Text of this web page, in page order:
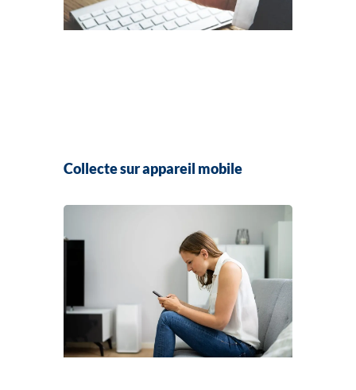
Collecte sur appareil mobile